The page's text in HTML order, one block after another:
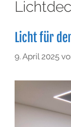
Licht für
9. April 2025